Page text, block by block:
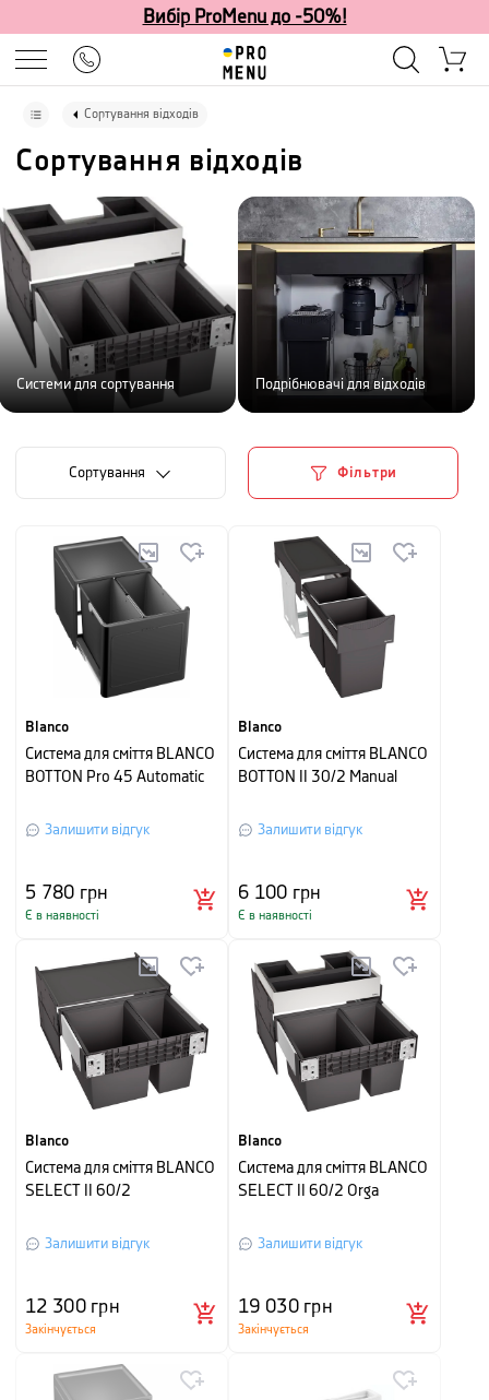
Вибір ProMenu до -50%!
Сортування відходів
Сортування відходів
Системи для сортування Подрібнювачі для відходів
Сортування Фільтри
Blanco
Система для сміття BLANCO
BOTTON Pro 45 Automatic
Залишити відгук
5 780 грн
Є в наявності
Blanco
Система для сміття BLANCO
BOTTON II 30/2 Manual
Залишити відгук
6 100 грн
Є в наявності
Blanco
Система для сміття BLANCO
SELECT II 60/2
Залишити відгук
12 300грн
Закінчується
Blanco
Система для сміття BLANCO
SELECT II 60/2 Orga
Залишити відгук
19 030грн
Закінчується